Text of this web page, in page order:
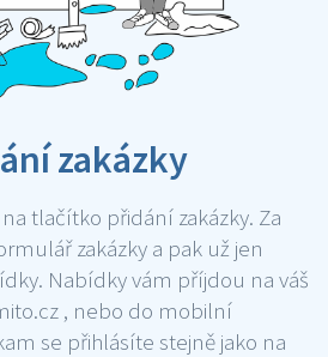
zakázky
tlačítko přidání zakázky. Za
zakázky a pak už jen
Nabídky vám příjdou na váš
, nebo do mobilní
se přihlásíte stejně jako na